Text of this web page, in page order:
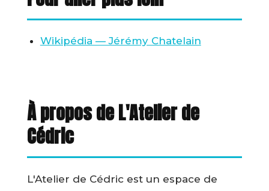
Wikipédia — Jérémy Chatelain
À propos de L'Atelier de
Cédric
L'Atelier de Cédric est un espace de